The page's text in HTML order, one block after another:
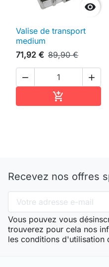

Valise de transport
medium
71,92 € 89,90 €
 

Recevez nos offres
Vous pouvez vous
trouverez pour cela nos
les conditions d'utilisation